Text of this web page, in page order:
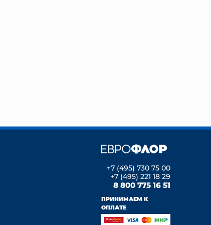
+7 (495) 730 75 00
+7 (495) 221 18 29
8 800 775 16 51
ПРИНИМАЕМ К
ОПЛАТЕ